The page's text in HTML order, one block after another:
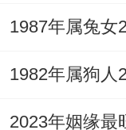
期奔波或岗位
前需做好周密
八月（己酉月